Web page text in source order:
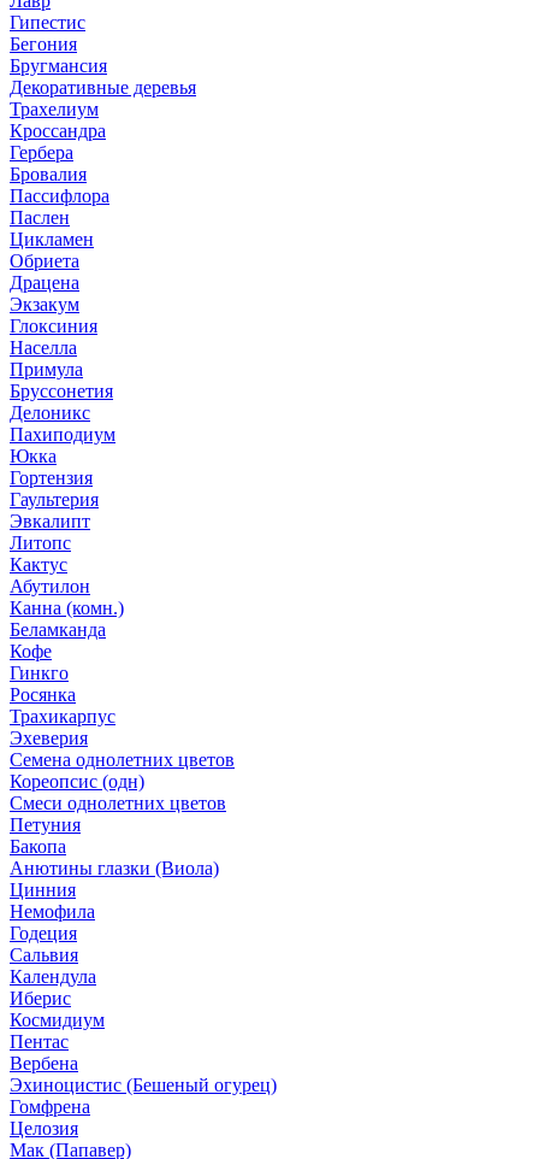
Гипестис
Бегония
Бругмансия
Декоративные деревья
Трахелиум
Кроссандра
Гербера
Бровалия
Пассифлора
Паслен
Цикламен
Обриета
Драцена
Экзакум
Глоксиния
Населла
Примула
Бруссонетия
Делоникс
Пахиподиум
Юкка
Гортензия
Гаультерия
Эвкалипт
Литопс
Кактус
Абутилон
Канна (комн.)
Беламканда
Кофе
Гинкго
Росянка
Трахикарпус
Эхеверия
Семена однолетних цветов
Кореопсис (одн)
Смеси однолетних цветов
Петуния
Бакопа
Анютины глазки (Виола)
Цинния
Немофила
Годеция
Сальвия
Календула
Иберис
Космидиум
Пентас
Вербена
Эхиноцистис (Бешеный огурец)
Гомфрена
Целозия
Мак (Папавер)